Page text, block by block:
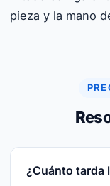
pieza y la mano
¿Cuánto tarda